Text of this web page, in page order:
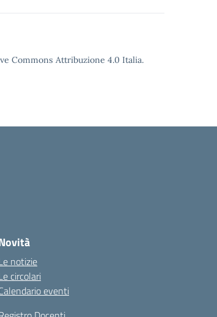
Commons Attribuzione 4.0 Italia.
notizie
circolari
eventi